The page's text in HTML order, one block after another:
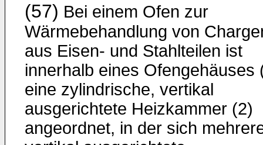
(57) Bei einem Ofen zur
Wärmebehandlung von
aus Eisen- und Stahlteilen ist
innerhalb eines Ofengehäuses
eine zylin­drische, vertikal
ausgerichtete Heizkammer (2)
angeordnet, in der sich